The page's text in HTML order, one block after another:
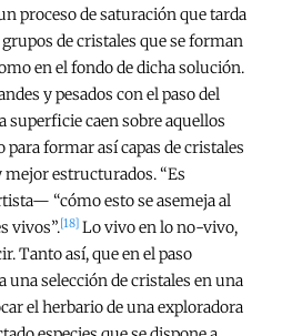
proceso de saturación que tarda
de cristales que se forman
en el fondo de dicha solución.
y pesados con el paso del
superficie caen sobre aquellos
para formar así capas de cristales
estructurados. “Es
“cómo esto se asemeja al
vivos”.[18] Lo vivo en lo no-vivo,
Tanto así, que en el paso
una selección de cristales en una
el herbario de una exploradora